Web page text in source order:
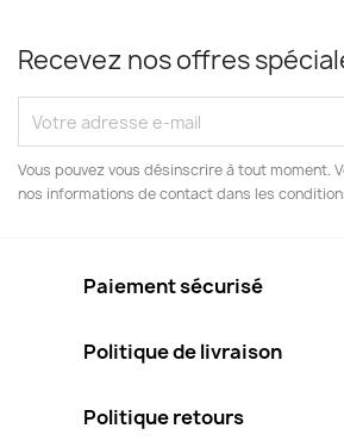
Recevez nos offres
Vous pouvez vous désinscrire à tout moment.
nos informations de contact dans les
Paiement sécurisé
Politique de livraison
Politique retours